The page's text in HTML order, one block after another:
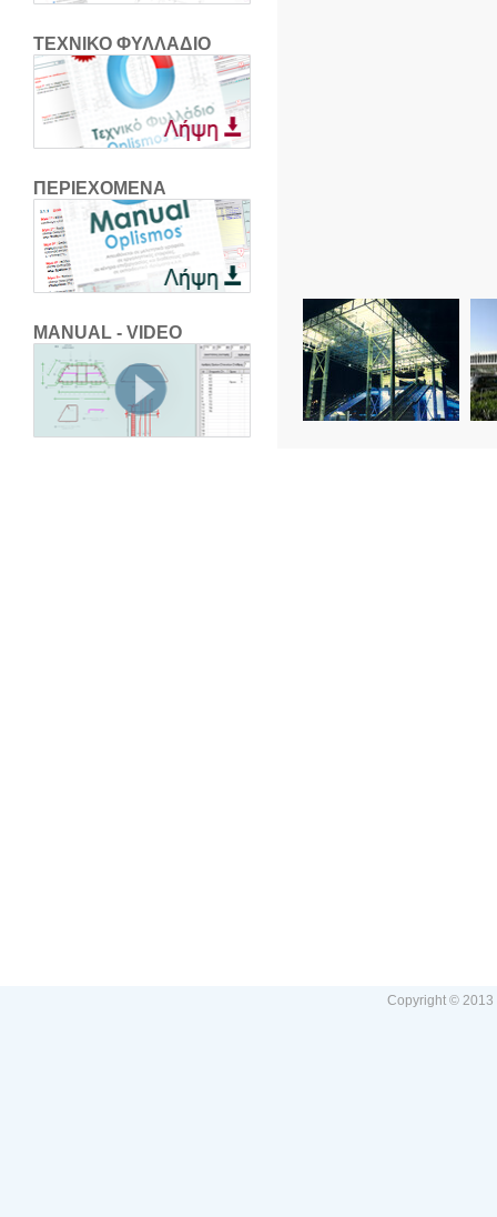
ΤΕΧΝΙΚΟ ΦΥΛΛΑΔΙΟ
ΠΕΡΙΕΧΟΜΕΝΑ
MANUAL - VIDEO
Copyright © 2013